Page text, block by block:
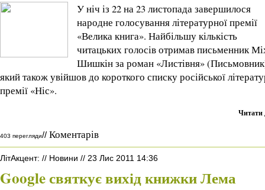
У ніч із 22 на 23 листопада завершилося
народне голосування літературної премії
«Велика книга». Найбільшу кількість
читацьких голосів отримав письменник
Шишкін за роман «Листівня»
який також увійшов до короткого списку російської
премії «Ніс».
Читати
403 перегляди// Коментарів
ЛітАкцент: // Новини // 23 Лис 2011 14:36
Google святкує вихід книжки Лема